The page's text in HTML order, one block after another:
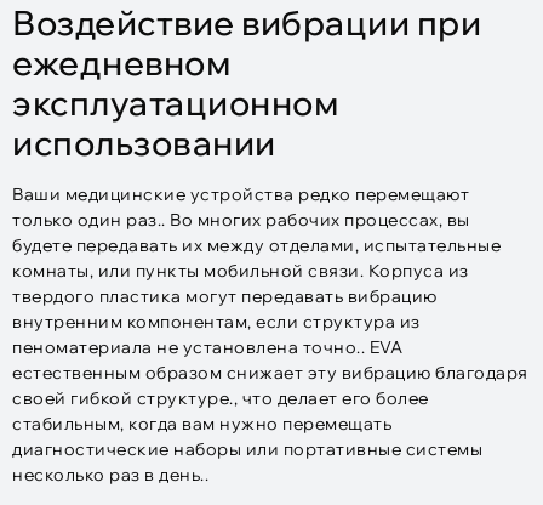
Воздействие вибрации при
ежедневном
эксплуатационном
использовании
Ваши медицинские устройства редко перемещают
только один раз.. Во многих рабочих процессах, вы
будете передавать их между отделами, испытательные
комнаты, или пункты мобильной связи. Корпуса из
твердого пластика могут передавать вибрацию
внутренним компонентам, если структура из
пеноматериала не установлена ​​точно.. EVA
естественным образом снижает эту вибрацию благодаря
своей гибкой структуре., что делает его более
стабильным, когда вам нужно перемещать
диагностические наборы или портативные системы
несколько раз в день..